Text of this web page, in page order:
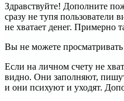
Здравствуйте! Дополните
сразу не тупя пользователи
не хватает денег. Примерно
Вы не можете
Если на личном счету не
видно. Они заполняют,
и они психуют и уходят.